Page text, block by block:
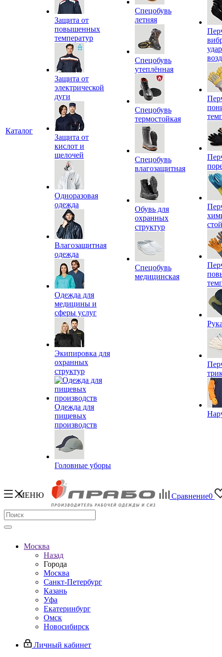
Каталог
Защита от
повышенных
температур
Защита от
электрической
дуги
Защита от
кислот и
щелочей
Одноразовая
одежда
Влагозащитная
одежда
Одежда для
медицины и
сферы услуг
Экипировка для
охранных
структур
Одежда для
пищевых
производств
Головные уборы
Спецобувь
летняя
Спецобувь
утеплённая
Спецобувь
термостойкая
Спецобувь
влагозащитная
Обувь для
охранных
структур
Спецобувь
медицинская
МЕНЮ Сравнение0
Москва
Назад
Города
Москва
Санкт-Петербург
Казань
Уфа
Екатеринбург
Омск
Новосибирск
Личный кабинет